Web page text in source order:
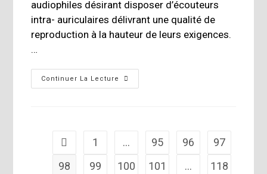
audiophiles désirant disposer d’écouteurs
intra- auriculaires délivrant une qualité de
reproduction à la hauteur de leurs exigences.
…
Continuer La Lecture
Sennheiser
–
800
Go to the previous page
1 … 95 96
97
98
99 100 101 … 118